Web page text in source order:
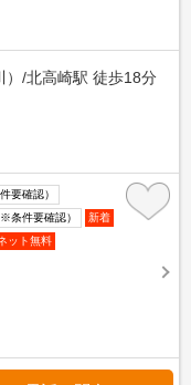
）/北高崎駅 徒歩18分
要確認）
条件要確認）
新着
ット無料